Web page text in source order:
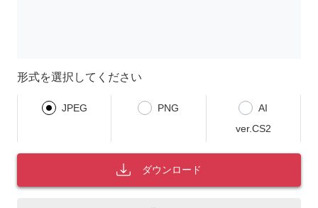
形式を選択してください
JPEG PNG
AI
ver.CS2
ダウンロード